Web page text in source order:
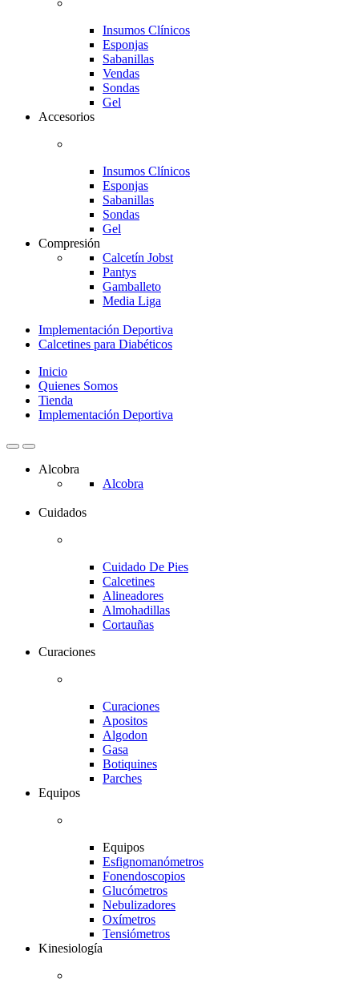
Insumos Clínicos
Esponjas
Sabanillas
Vendas
Sondas
Gel
Accesorios
Insumos Clínicos
Esponjas
Sabanillas
Sondas
Gel
Compresión
Calcetín Jobst
Pantys
Gamballeto
Media Liga
Implementación Deportiva
Calcetines para Diabéticos
Inicio
Quienes Somos
Tienda
Implementación Deportiva
Alcobra
Alcobra
Cuidados
Cuidado De Pies
Calcetines
Alineadores
Almohadillas
Cortauñas
Curaciones
Curaciones
Apositos
Algodon
Gasa
Botiquines
Parches
Equipos
Equipos
Esfignomanómetros
Fonendoscopios
Glucómetros
Nebulizadores
Oxímetros
Tensiómetros
Kinesiología